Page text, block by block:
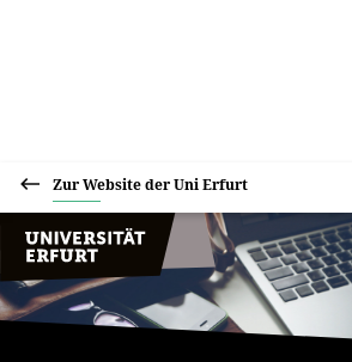
Zur Website der Uni Erfurt